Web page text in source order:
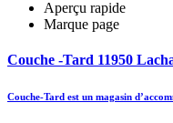
Aperçu rapide
Marque page
Couche -Tard 11950
Couche-Tard est un magasin